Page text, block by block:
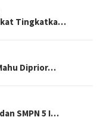
Tingkatka…
Diprior…
SMPN 5 I…